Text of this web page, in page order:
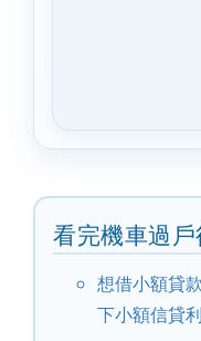
看完機車過戶
想借小額貸
下小額信貸